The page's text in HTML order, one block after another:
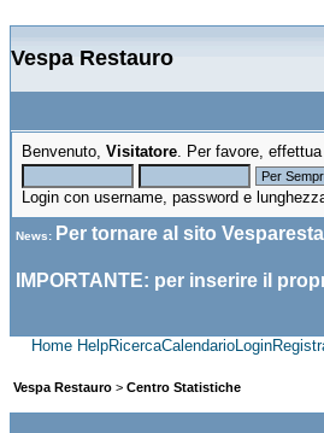
Vespa Restauro
Benvenuto, Visitatore. Per favore, effettua
Login con username, password e
News: Per tornare al sito
IMPORTANTE: per inserire il
Home HelpRicercaCalendarioLogin
Vespa Restauro > Centro Statistiche